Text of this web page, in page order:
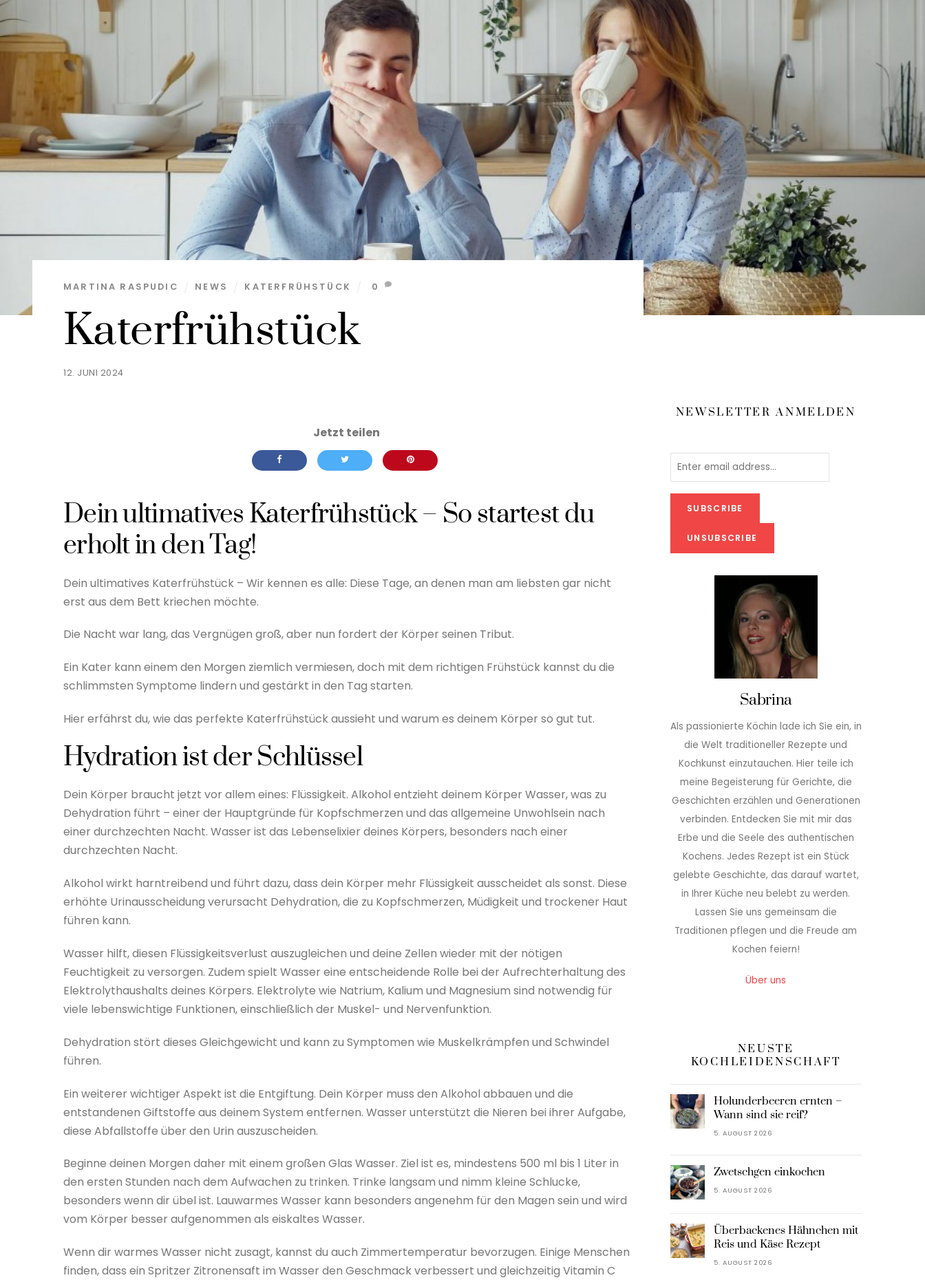
12. JUNI 2024
Katerfrühstück
MARTINA RASPUDIC NEWS KATERFRÜHSTÜCK 0
Dein ultimatives Katerfrühstück – So startest du
erholt in den Tag!
Dein ultimatives Katerfrühstück – Wir kennen es alle: Diese Tage, an denen man am liebsten gar nicht
erst aus dem Bett kriechen möchte.
Die Nacht war lang, das Vergnügen groß, aber nun fordert der Körper seinen Tribut.
Ein Kater kann einem den Morgen ziemlich vermiesen, doch mit dem richtigen Frühstück kannst du die
schlimmsten Symptome lindern und gestärkt in den Tag starten.
Hier erfährst du, wie das perfekte Katerfrühstück aussieht und warum es deinem Körper so gut tut.
Hydration ist der Schlüssel
Dein Körper braucht jetzt vor allem eines: Flüssigkeit. Alkohol entzieht deinem Körper Wasser, was zu
Dehydration führt – einer der Hauptgründe für Kopfschmerzen und das allgemeine Unwohlsein nach
einer durchzechten Nacht. Wasser ist das Lebenselixier deines Körpers, besonders nach einer
durchzechten Nacht.
Alkohol wirkt harntreibend und führt dazu, dass dein Körper mehr Flüssigkeit ausscheidet als sonst. Diese
erhöhte Urinausscheidung verursacht Dehydration, die zu Kopfschmerzen, Müdigkeit und trockener Haut
führen kann.
Wasser hilft, diesen Flüssigkeitsverlust auszugleichen und deine Zellen wieder mit der nötigen
Feuchtigkeit zu versorgen. Zudem spielt Wasser eine entscheidende Rolle bei der Aufrechterhaltung des
Elektrolythaushalts deines Körpers. Elektrolyte wie Natrium, Kalium und Magnesium sind notwendig für
viele lebenswichtige Funktionen, einschließlich der Muskel- und Nervenfunktion.
Dehydration stört dieses Gleichgewicht und kann zu Symptomen wie Muskelkrämpfen und Schwindel
führen.
Ein weiterer wichtiger Aspekt ist die Entgiftung. Dein Körper muss den Alkohol abbauen und die
entstandenen Giftstoffe aus deinem System entfernen. Wasser unterstützt die Nieren bei ihrer Aufgabe,
diese Abfallstoffe über den Urin auszuscheiden.
Beginne deinen Morgen daher mit einem großen Glas Wasser. Ziel ist es, mindestens 500 ml bis 1 Liter in
den ersten Stunden nach dem Aufwachen zu trinken. Trinke langsam und nimm kleine Schlucke,
besonders wenn dir übel ist. Lauwarmes Wasser kann besonders angenehm für den Magen sein und wird
vom Körper besser aufgenommen als eiskaltes Wasser.
Wenn dir warmes Wasser nicht zusagt, kannst du auch Zimmertemperatur bevorzugen. Einige Menschen
finden, dass ein Spritzer Zitronensaft im Wasser den Geschmack verbessert und gleichzeitig Vitamin C
NEWSLETTER ANMELDEN
Sabrina
Als passionierte Köchin lade ich Sie ein, in
die Welt traditioneller Rezepte und
Kochkunst einzutauchen. Hier teile ich
meine Begeisterung für Gerichte, die
Geschichten erzählen und Generationen
verbinden. Entdecken Sie mit mir das
Erbe und die Seele des authentischen
Kochens. Jedes Rezept ist ein Stück
gelebte Geschichte, das darauf wartet,
in Ihrer Küche neu belebt zu werden.
Lassen Sie uns gemeinsam die
Traditionen pflegen und die Freude am
Kochen feiern!
Über uns
NEUSTE
KOCHLEIDENSCHAFT
Holunderbeeren ernten –
Wann sind sie reif?
5. AUGUST 2026
Zwetschgen einkochen
5. AUGUST 2026
Überbackenes Hähnchen mit
Reis und Käse Rezept
5. AUGUST 2026